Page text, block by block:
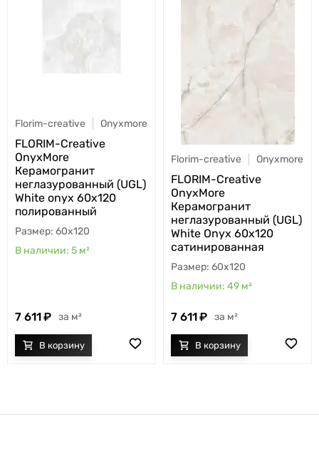
Florim-creative Onyxmore
FLORIM-Creative
OnyxMore
Керамогранит
неглазурованный (UGL)
White onyx 60x120
полированный
60x120
5 м²
7 611 м²
Florim-creative Onyxmore
FLORIM-Creative
OnyxMore
Керамогранит
неглазурованный (UGL)
White Onyx 60x120
сатинированная
60x120
49 м²
7 611 м²